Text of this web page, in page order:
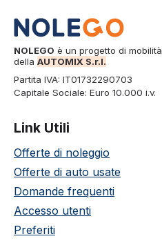
NOLEGO è un progetto di mobilità
della AUTOMIX S.r.l.
Partita IVA: IT01732290703
Capitale Sociale: Euro 10.000 i.v.
Link Utili
Offerte di noleggio
Offerte di auto usate
Domande frequenti
Accesso utenti
Preferiti